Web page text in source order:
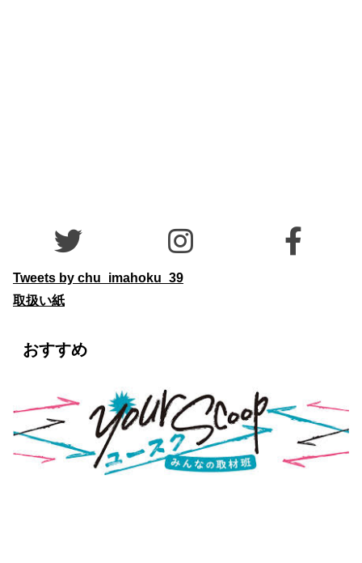
Tweets by chu_imahoku_39
取扱い紙
おすすめ